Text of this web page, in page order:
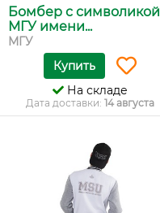
Бомбер с символикой
МГУ имени...
МГУ
Купить
На складе
Дата доставки: 14 августа